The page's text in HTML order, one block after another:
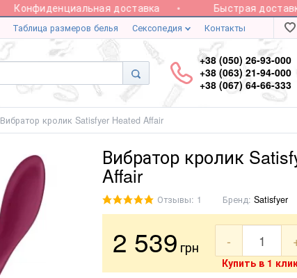
Конфиденциальная доставка Быстрая доставка
Таблица размеров белья Сексопедия Контакты
+38 (050) 26-93-000
+38 (063) 21-94-000
+38 (067) 64-66-333
Вибратор кролик Satisfyer Heated Affair
Вибратор кролик
Affair
Отзывы: 1 Бренд: Satisfyer
2 539 грн -
Купить в 1